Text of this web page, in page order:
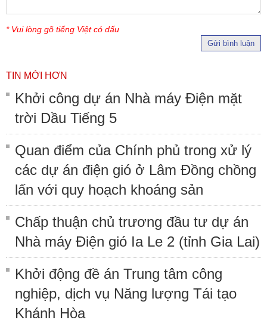
* Vui lòng gõ tiếng Việt có dấu
Gửi bình luận
TIN MỚI HƠN
Khởi công dự án Nhà máy Điện mặt
trời Dầu Tiếng 5
Quan điểm của Chính phủ trong xử lý
các dự án điện gió ở Lâm Đồng chồng
lấn với quy hoạch khoáng sản
Chấp thuận chủ trương đầu tư dự án
Nhà máy Điện gió Ia Le 2 (tỉnh Gia Lai)
Khởi động đề án Trung tâm công
nghiệp, dịch vụ Năng lượng Tái tạo
Khánh Hòa